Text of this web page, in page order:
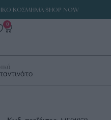
ΚΟΣΜΗΜΑ SHOP NOW
0